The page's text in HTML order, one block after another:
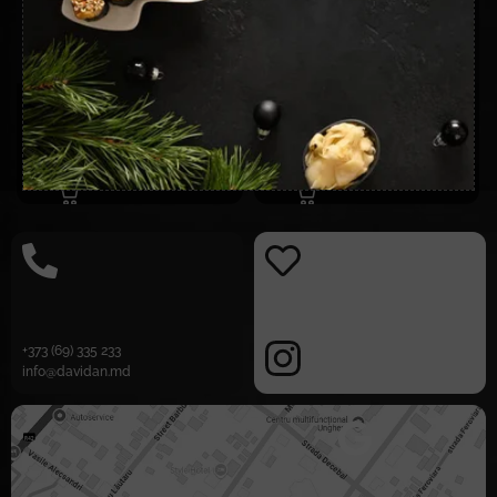
Sprite 500ml
30,00MDL
ADAUGĂ ÎN COȘ
30,00MDL
ADAUGĂ ÎN COȘ
+373 (69) 335 233
info@davidan.md